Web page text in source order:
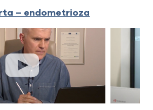
– endometrioza